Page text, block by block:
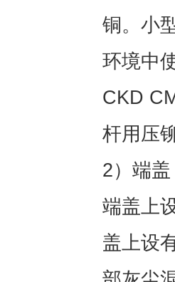
铜。小
环境中
CKD
杆用压
2）端盖
端盖上
盖上设